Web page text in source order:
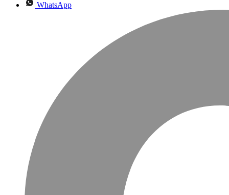
WhatsApp